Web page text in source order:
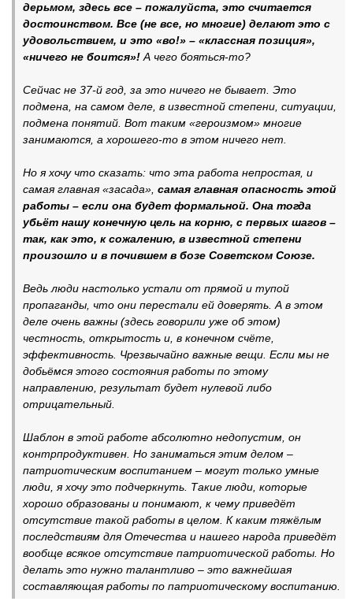
дерьмом, здесь все – пожалуйста, это считается
достоинством. Все (не все, но многие) делают это с
удовольствием, и это «во!» – «классная позиция»,
«ничего не боится»! А чего бояться-то?
Сейчас не 37-й год, за это ничего не бывает. Это
подмена, на самом деле, в известной степени, ситуации,
подмена понятий. Вот таким «героизмом» многие
занимаются, а хорошего-то в этом ничего нет.
Но я хочу что сказать: что эта работа непростая, и
самая главная «засада», самая главная опасность этой
работы – если она будет формальной. Она тогда
убьёт нашу конечную цель на корню, с первых шагов –
так, как это, к сожалению, в известной степени
произошло и в почившем в бозе Советском Союзе.
Ведь люди настолько устали от прямой и тупой
пропаганды, что они перестали ей доверять. А в этом
деле очень важны (здесь говорили уже об этом)
честность, открытость и, в конечном счёте,
эффективность. Чрезвычайно важные вещи. Если мы не
добьёмся этого состояния работы по этому
направлению, результат будет нулевой либо
отрицательный.
Шаблон в этой работе абсолютно недопустим, он
контрпродуктивен. Но заниматься этим делом –
патриотическим воспитанием – могут только умные
люди, я хочу это подчеркнуть. Такие люди, которые
хорошо образованы и понимают, к чему приведёт
отсутствие такой работы в целом. К каким тяжёлым
последствиям для Отечества и нашего народа приведёт
вообще всякое отсутствие патриотической работы. Но
делать это нужно талантливо – это важнейшая
составляющая работы по патриотическому воспитанию.